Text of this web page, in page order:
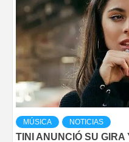
MÚSICA NOTICIAS
TINI ANUNCIÓ SU GIRA